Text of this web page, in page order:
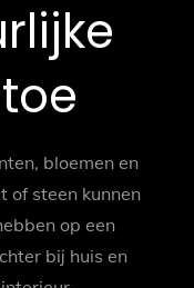
bloemen en
of steen kunnen
op een
bij huis en